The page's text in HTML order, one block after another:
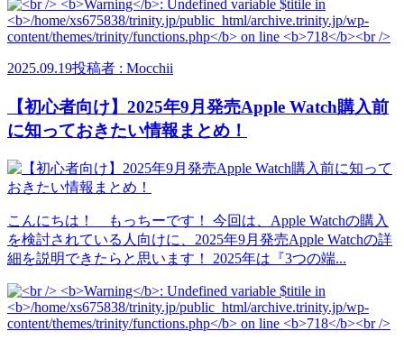
2025.09.19投稿者 : Mocchii
【初心者向け】2025年9月発売Apple Watch購入前
に知っておきたい情報まとめ！
こんにちは！ もっちーです！ 今回は、Apple Watchの購入
を検討されている人向けに、2025年9月発売Apple Watchの詳
細を説明できたらと思います！ 2025年は『3つの端...